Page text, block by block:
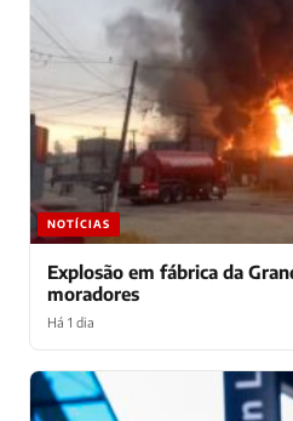
NOTÍCIAS
Explosão em fábrica da
moradores
Há 1 dia